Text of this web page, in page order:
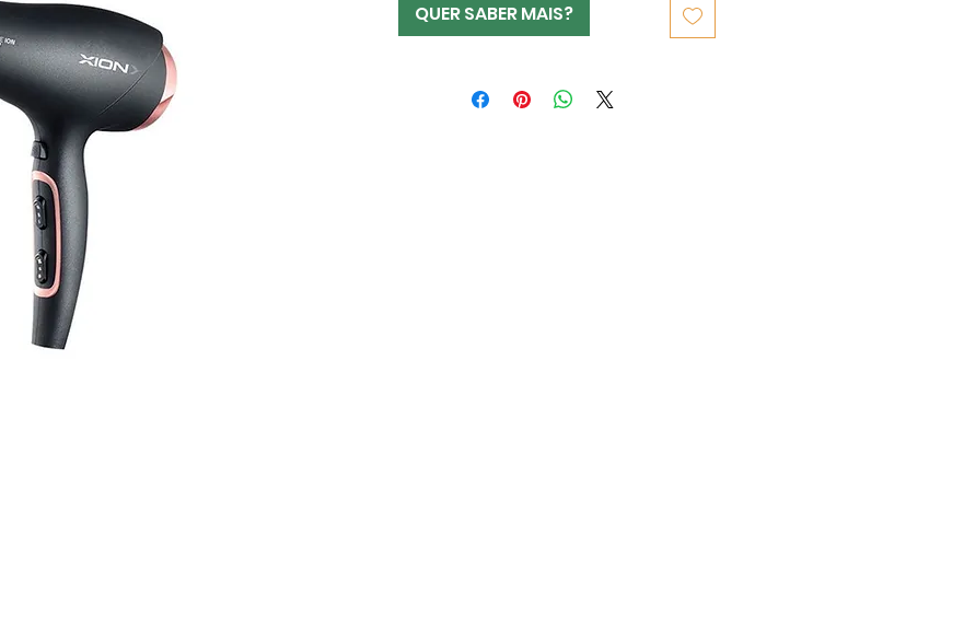
QUER SABER MAIS?